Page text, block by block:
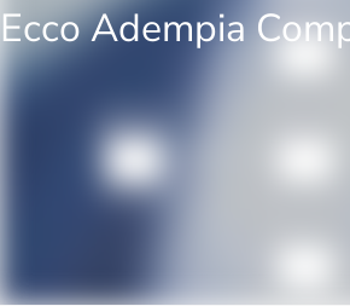
Ecco Adempia